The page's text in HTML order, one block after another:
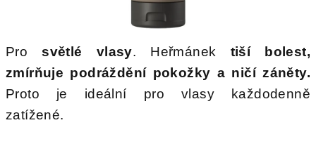
Prosvětlé vlasy. Heřmánek tiší bolest,
zmírňuje podráždění pokožky a ničí záněty.
Proto je ideální pro vlasy každodenně
zatížené.